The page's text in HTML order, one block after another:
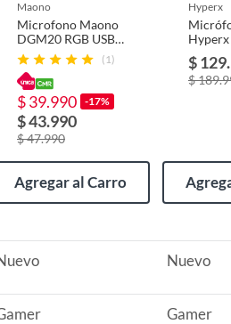
1,8 m y 1 manual de usuario
Nuevo
China
Nuevo
5 años
14
7
maono
Microfono Maono
DGM20 RGB USB-
C
(1)
$ 39.990 -17%
$ 43.990
$ 47.990
Agregar al Carro
hyperx
Hyperx
Color
$
$
Nuevo
Gamer